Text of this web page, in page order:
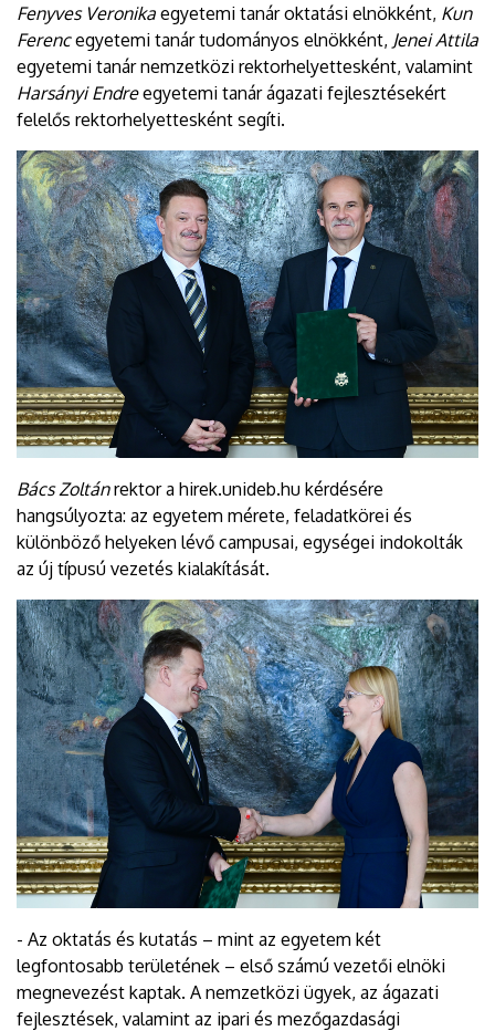
Fenyves Veronika egyetemi tanár oktatási elnökként, Kun
Ferencegyetemi tanár tudományos elnökként, Jenei Attila
egyetemi tanár nemzetközi rektorhelyettesként, valamint
Harsányi Endreegyetemi tanár ágazati fejlesztésekért
felelős rektorhelyettesként segíti.
Bács Zoltánrektor a hirek.unideb.hu kérdésére
hangsúlyozta: az egyetem mérete, feladatkörei és
különböző helyeken lévő campusai, egységei indokolták
az új típusú vezetés kialakítását.
- Az oktatás és kutatás – mint az egyetem két
legfontosabb területének – első számú vezetői elnöki
megnevezést kaptak. A nemzetközi ügyek, az ágazati
fejlesztések, valamint az ipari és mezőgazdasági